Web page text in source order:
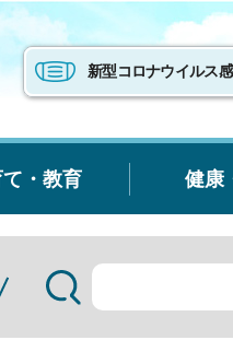
新型コロナウイルス
・教育 健康